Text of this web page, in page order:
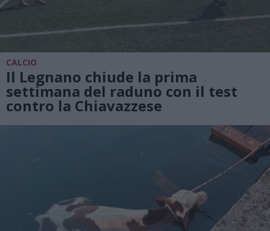
CALCIO
Il Legnano chiude la prima
settimana del raduno con il test
contro la Chiavazzese